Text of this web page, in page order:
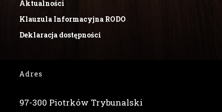
Aktualności
Klauzula Informacyjna RODO
Deklaracja dostępności
Adres
97-300 Piotrków Trybunalski